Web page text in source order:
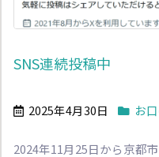
SNS連続投稿中
2025年4月30日 お
2024年11月25日から京都